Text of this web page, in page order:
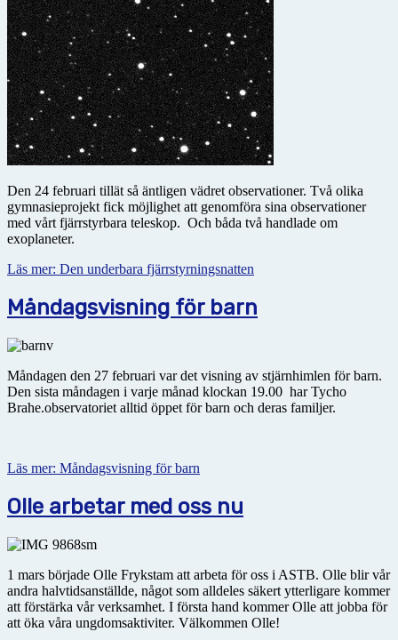
Den 24 februari tillät så äntligen vädret observationer. Två olika
gymnasieprojekt fick möjlighet att genomföra sina observationer
med vårt fjärrstyrbara teleskop. Och båda två handlade om
exoplaneter.
Läs mer: Den underbara fjärrstyrningsnatten
Måndagsvisning för barn
Måndagen den 27 februari var det visning av stjärnhimlen för barn.
Den sista måndagen i varje månad klockan 19.00 har Tycho
Brahe.observatoriet alltid öppet för barn och deras familjer.
Läs mer: Måndagsvisning för barn
Olle arbetar med oss nu
1 mars började Olle Frykstam att arbeta för oss i ASTB. Olle blir vår
andra halvtidsanställde, något som alldeles säkert ytterligare kommer
att förstärka vår verksamhet. I första hand kommer Olle att jobba för
att öka våra ungdomsaktiviter. Välkommen Olle!